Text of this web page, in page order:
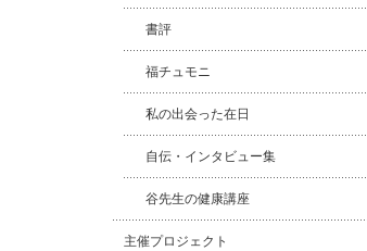
書評
福チュモニ
私の出会った在日
自伝・インタビュー集
谷先生の健康講座
主催プロジェクト